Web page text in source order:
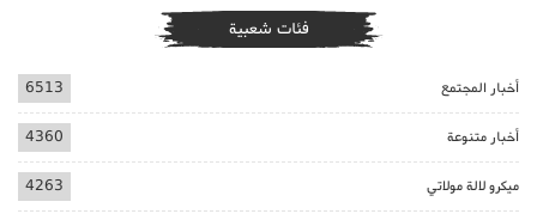
فئات شعبية
أخبار المجتمع 6513
أخبار متنوعة 4360
ميكرو لالة مولاتي 4263